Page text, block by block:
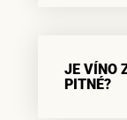
JE VÍNO
PITNÉ?